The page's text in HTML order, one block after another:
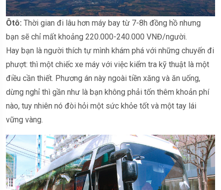
Ôtô: Thời gian đi lâu hơn máy bay từ 7-8h đồng hồ nhưng
bạn sẽ chỉ mất khoảng 220.000-240.000 VNĐ/người.
Hay bạn là người thích tự mình khám phá với những chuyến đi
phượt: thì một chiếc xe máy với việc kiểm tra kỹ thuật là một
điều cần thiết. Phương án này ngoài tiền xăng và ăn uống,
dừng nghỉ thì gần như là bạn không phải tốn thêm khoản phí
nào, tuy nhiên nó đòi hỏi một sức khỏe tốt và một tay lái
vững vàng.